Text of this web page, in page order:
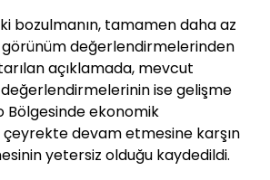
bozulmanın, tamamen daha az
değerlendirmelerinden
açıklamada, mevcut
ise gelişme
Bölgesinde ekonomik
devam etmesine karşın
yetersiz olduğu kaydedildi.